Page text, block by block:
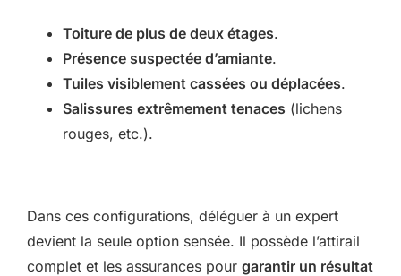
Toiture de plus de deux étages.
Présence suspectée d’amiante.
Tuiles visiblement cassées ou déplacées.
Salissures extrêmement tenaces (lichens
rouges, etc.).
Dans ces configurations, déléguer à un expert
devient la seule option sensée. Il possède l’attirail
complet et les assurances pour garantir un résultat